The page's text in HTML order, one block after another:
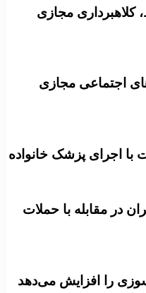
کلاهبرداری مجازی
اجتماعی مجازی
با اجرای پزشک خانواده
در مقابله با حملات
را افزایش می‌دهد